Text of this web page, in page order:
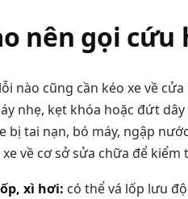
nên gọi cứu
nào cũng cần kéo xe về
nhẹ, kẹt khóa hoặc đứt
bị tai nạn, bó máy, ngập
về cơ sở sửa chữa để kiểm
xì hơi: có thể vá lốp lưu